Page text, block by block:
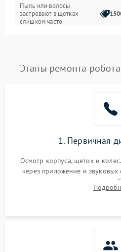
Программные сбои
Пыль или волосы
застревают в щетках
слишком часто
Этапы ремонта
1. Первичная
Осмотр корпуса, щеток и
через приложение и звуковых
аккумулятора и тестирование
Оценка работы лидара,